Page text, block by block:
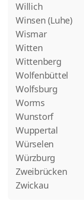
Willich
Winsen (Luhe)
Wismar
Witten
Wittenberg
Wolfenbüttel
Wolfsburg
Worms
Wunstorf
Wuppertal
Würselen
Würzburg
Zweibrücken
Zwickau